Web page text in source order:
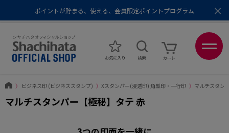
ポイントが貯まる、使える、会員限定ポイントプログラム
メール便1,500円以上 / 宅配便3,500円以上のお買い物で送料無料
あなたに最適なスタンプをシヤチハタがレコメンド
〉 ビジネス印 (ビジネススタンプ) 〉 Xスタンパー(浸透印) 角型印・一行印 〉 マルチスタン
マルチスタンパー【極秘】タテ 赤
×